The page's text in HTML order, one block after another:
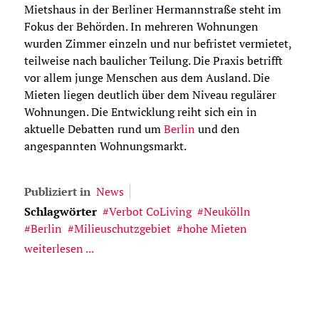
Mietshaus in der Berliner Hermannstraße steht im
Fokus der Behörden. In mehreren Wohnungen
wurden Zimmer einzeln und nur befristet vermietet,
teilweise nach baulicher Teilung. Die Praxis betrifft
vor allem junge Menschen aus dem Ausland. Die
Mieten liegen deutlich über dem Niveau regulärer
Wohnungen. Die Entwicklung reiht sich ein in
aktuelle Debatten rund umBerlinund den
angespannten Wohnungsmarkt.
Publiziert in News
Schlagwörter
Verbot CoLiving
Neukölln
Berlin
Milieuschutzgebiet
hohe Mieten
weiterlesen ...